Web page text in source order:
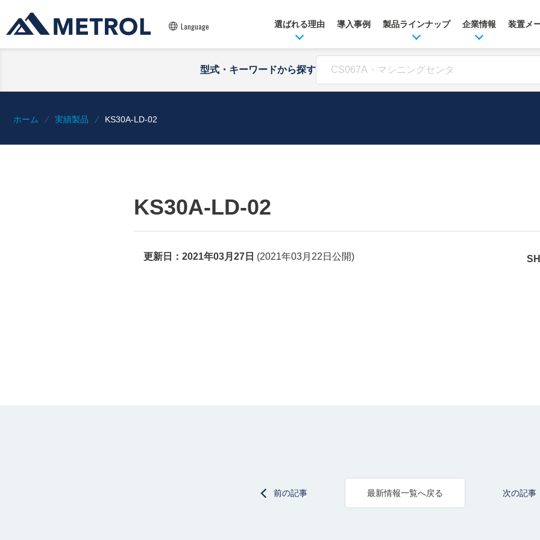
Language 選ばれる理由 導入事例 製品ラインナップ 企業情報 装置メ
型式・キーワードから探す
ホーム 実績製品 KS30A-LD-02
KS30A-LD-02
更新日： 2021年03月27日 (2021年03月22日 公開)
前の記事 最新情報一覧へ戻る 次の記事